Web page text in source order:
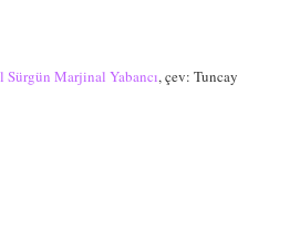
Sürgün Marjinal Yabancı, çev: Tuncay